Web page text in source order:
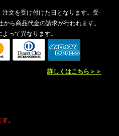
文を受け付けた日となります。受
ら商品代金の請求が行われます。
って異なります。
詳しくはこちら＞＞
。